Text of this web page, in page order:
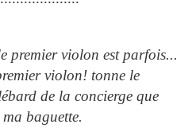
premier violon est parfois...
violon! tonne le
de la concierge que
baguette.